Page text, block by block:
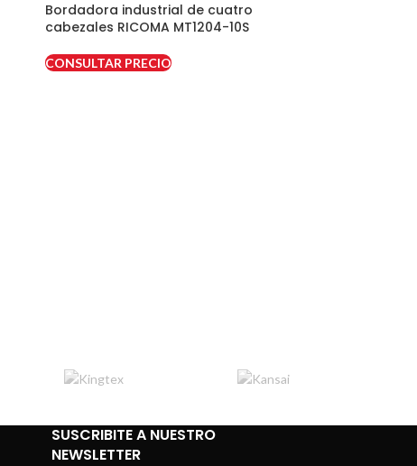
Bordadora industrial de cuatro
cabezales RICOMA MT1204-10S
CONSULTAR PRECIO
SUSCRIBITE A NUESTRO
NEWSLETTER